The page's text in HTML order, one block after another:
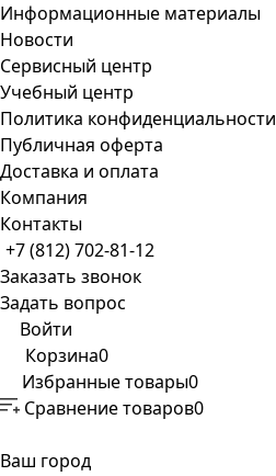
Информационные материалы
Новости
Сервисный центр
Учебный центр
Политика конфиденциальности
Публичная оферта
Доставка и оплата
Компания
Контакты
+7 (812) 702-81-12
Заказать звонок
Задать вопрос
Войти
Корзина0
Избранные товары0
Сравнение товаров0
Ваш город